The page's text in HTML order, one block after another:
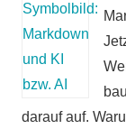
darauf auf.